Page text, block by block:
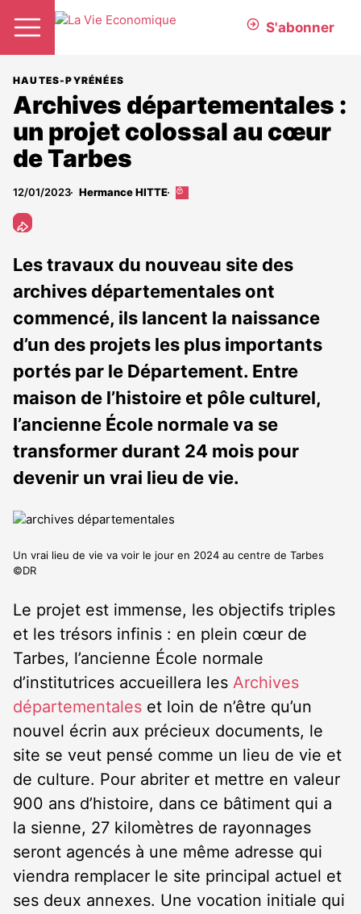
S'abonner
HAUTES-PYRÉNÉES
Archives départementales :
un projet colossal au cœur
de Tarbes
12/01/2023 Hermance HITTE
Cet
abonnés
Les travaux du nouveau site des
archives départementales ont
commencé, ils lancent la naissance
d’un des projets les plus importants
portés par le Département. Entre
maison de l’histoire et pôle culturel,
l’ancienne École normale va se
transformer durant 24 mois pour
devenir un vrai lieu de vie.
Un vrai lieu de vie va voir le jour en 2024 au centre de Tarbes
©DR
Le projet est immense, les objectifs triples
et les trésors infinis : en plein cœur de
Tarbes, l’ancienne École normale
d’institutrices accueillera les Archives
départementales et loin de n’être qu’un
nouvel écrin aux précieux documents, le
site se veut pensé comme un lieu de vie et
de culture. Pour abriter et mettre en valeur
900 ans d’histoire, dans ce bâtiment qui a
la sienne, 27 kilomètres de rayonnages
seront agencés à une même adresse qui
viendra remplacer le site principal actuel et
ses deux annexes. Une vocation initiale qui